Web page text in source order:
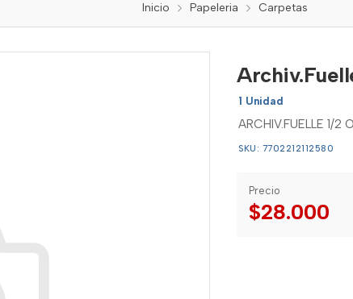
Inicio Papeleria Carpetas
1 Unidad
ARCHIV.FUELLE 1/2
SKU: 7702212112580
Precio
$28.000